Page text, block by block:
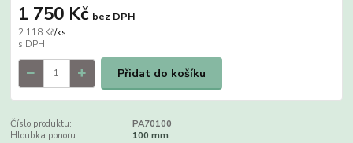
2 118 Kč/ks
1 750 Kč bez DPH
Přidat do košíku
Číslo produktu:
PA70100
Hloubka ponoru:
100 mm